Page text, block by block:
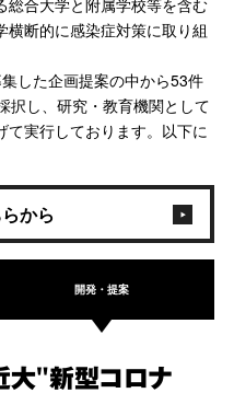
総合大学と附属学校等を含む
断的に感染症対策に取り組
した企画提案の中から53件
択し、研究・教育機関として
実行しております。以下に
から
開発・提案
大"新型コロナ